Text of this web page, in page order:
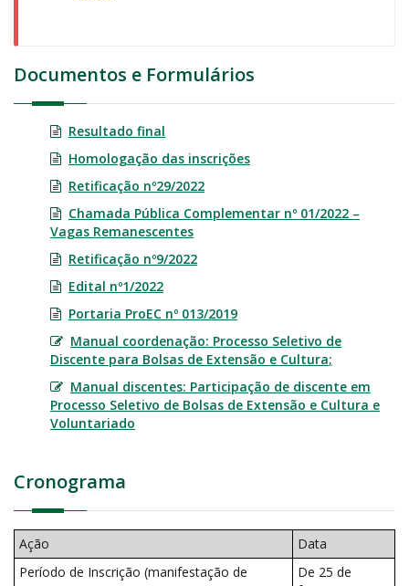
Documentos e Formulários
Resultado final
Homologação das inscrições
Retificação nº29/2022
Chamada Pública Complementar nº 01/2022 –
Vagas Remanescentes
Retificação nº9/2022
Edital nº1/2022
Portaria ProEC nº 013/2019
Manual coordenação: Processo Seletivo de
Discente para Bolsas de Extensão e Cultura;
Manual discentes: Participação de discente em
Processo Seletivo de Bolsas de Extensão e Cultura e
Voluntariado
Cronograma
Ação
Data
Período de Inscrição (manifestação de
De 25 de